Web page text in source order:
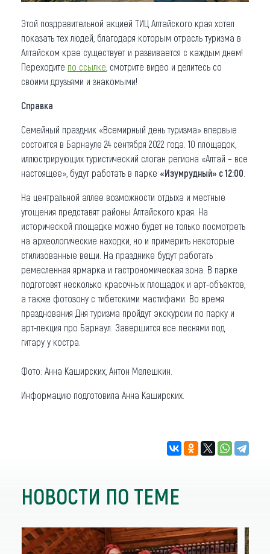
Этой поздравительной акцией ТИЦ Алтайского края хотел
показать тех людей, благодаря которым отрасль туризма в
Алтайском крае существует и развивается с каждым днем!
Переходите по ссылке , смотрите видео и делитесь со
своими друзьями и знакомыми!
Справка
Семейный праздник «Всемирный день туризма» впервые
состоится в Барнауле 24 сентября 2022 года. 10 площадок,
иллюстрирующих туристический слоган региона «Алтай – все
настоящее», будут работать в парке «Изумрудный» с 12:00
На центральной аллее возможности отдыха и местные
угощения представят районы Алтайского края. На
исторической площадке можно будет не только посмотреть
на археологические находки, но и примерить некоторые
стилизованные вещи. На празднике будут работать
ремесленная ярмарка и гастрономическая зона. В парке
подготовят несколько красочных площадок и арт-объектов,
а также фотозону с тибетскими мастифами. Во время
празднования Дня туризма пройдут экскурсии по парку и
арт-лекция про Барнаул. Завершится все песнями под
гитару у костра.
Фото: Анна Каширских, Антон Мелешкин.
Информацию подготовила Анна Каширских.
НОВОСТИ ПО ТЕМЕ